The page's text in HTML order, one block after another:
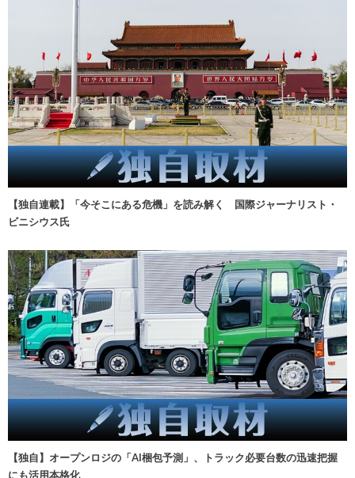
【独自連載】「今そこにある危機」を読み解く 国際ジャーナリスト・
ビニシウス氏
【独自】オープンロジの「AI梱包予測」、トラック必要台数の迅速把握
にも活用本格化